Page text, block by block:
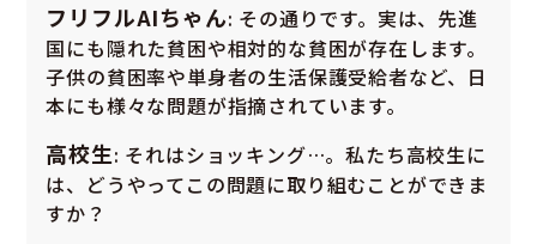
フリフルAIちゃん: その通りです。実は、先進
国にも隠れた貧困や相対的な貧困が存在します。
子供の貧困率や単身者の生活保護受給者など、日
本にも様々な問題が指摘されています。
高校生: それはショッキング…。私たち高校生に
は、どうやってこの問題に取り組むことができま
すか？